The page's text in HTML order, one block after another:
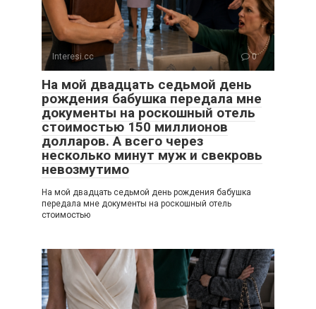
Interesi.cc 0
На мой двадцать седьмой день
рождения бабушка передала мне
документы на роскошный отель
стоимостью 150 миллионов
долларов. А всего через
несколько минут муж и свекровь
невозмутимо
На мой двадцать седьмой день рождения бабушка
передала мне документы на роскошный отель
стоимостью